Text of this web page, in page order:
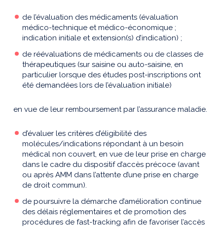
de l’évaluation des médicaments (évaluation
médico-technique et médico-économique ;
indication initiale et extension(s) d’indication) ;
de réévaluations de médicaments ou de classes de
thérapeutiques (sur saisine ou auto-saisine, en
particulier lorsque des études post-inscriptions ont
été demandées lors de l’évaluation initiale)
en vue de leur remboursement par l’assurance maladie.
d’évaluer les critères d’éligibilité des
molécules/indications répondant à un besoin
médical non couvert, en vue de leur prise en charge
dans le cadre du dispositif d’accès précoce (avant
ou après AMM dans l’attente d’une prise en charge
de droit commun).
de poursuivre la démarche d’amélioration continue
des délais réglementaires et de promotion des
procédures de fast-tracking afin de favoriser l’accès